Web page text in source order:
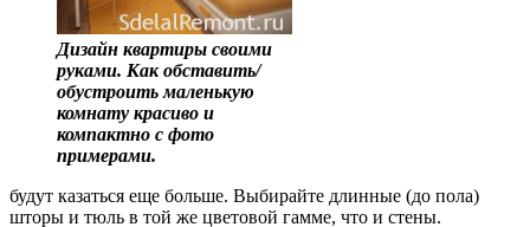
Дизайн квартиры своими
руками. Как обставить/
обустроить маленькую
комнату красиво и
компактно с фото
примерами.
будут казаться еще больше. Выбирайте длинные (до пола)
шторы и тюль в той же цветовой гамме, что и стены.